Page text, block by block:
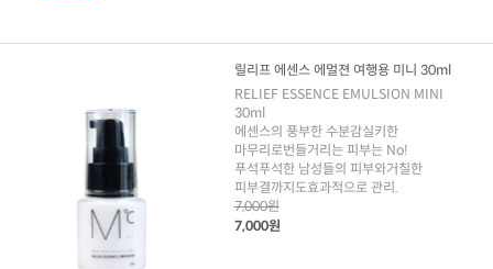
릴리프 에센스 에멀젼 여행용 미니 30ml
RELIEF ESSENCE EMULSION MINI
30ml
에센스의 풍부한 수분감실키한
마무리로번들거리는 피부는 No!
푸석푸석한 남성들의 피부와거칠한
피부결까지도효과적으로 관리.
7,000원
7,000원